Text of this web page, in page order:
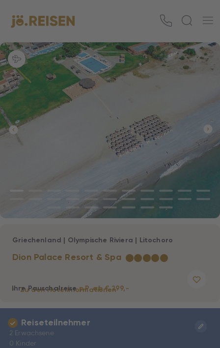
Dion Palace Resort & Spa ★★★★★
Griechenland | Olympische Riviera | Litochoro
Zu den Hotelinformationen
Ihre Pauschalreisep.P. ab € 299,-
Reiseteilnehmer
2 Erwachsene
0 Kinder